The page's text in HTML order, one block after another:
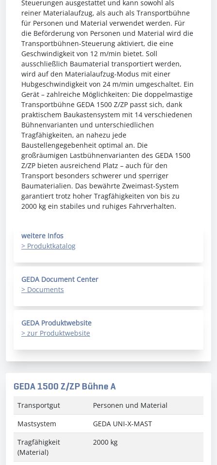
Steuerungen ausgestattet und kann sowohl als
reiner Materialaufzug, als auch als Transportbühne
für Personen und Material verwendet werden. Für
die Beförderung von Personen und Material wird die
Transportbühnen-Steuerung aktiviert, die eine
Geschwindigkeit von 12 m/min bietet. Soll
ausschließlich Baumaterial transportiert werden,
wird auf den Materialaufzug-Modus mit einer
Hubgeschwindigkeit von 24 m/min umgeschaltet. Ein
Gerät – zahlreiche Möglichkeiten: Die doppelmastige
Transportbühne GEDA 1500 Z/ZP passt sich, dank
praktischem Baukastensystem mit 14 verschiedenen
Bühnenvarianten und unterschiedlichen
Tragfähigkeiten, an nahezu jede
Baustellengegebenheit optimal an. Die
großräumigen Lastbühnenvarianten des GEDA 1500
Z/ZP bieten ausreichend Platz – auch für den
Transport besonders schwerer und sperriger
Baumaterialien. Das bewährte Zweimast-System
garantiert trotz hoher Tragfähigkeiten von bis zu
2000 kg ein stabiles und ruhiges Fahrverhalten.
weitere Infos
> Produktkatalog
GEDA Document Center
> Documents
GEDA Produktwebsite
> zur Produktwebsite
GEDA 1500 Z/ZP Bühne A
Transportgut
Personen und Material
Mastsystem
GEDA UNI-X-MAST
Tragfähigkeit
(Material)
2000 kg